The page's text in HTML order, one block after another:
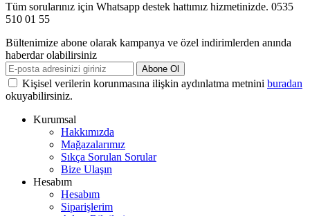
Tüm sorularınız için Whatsapp destek hattımız hizmetinizde. 0535
510 01 55
Bültenimize abone olarak kampanya ve özel indirimlerden anında
haberdar olabilirsiniz
Abone Ol
Kişisel verilerin korunmasına ilişkin aydınlatma metnini buradan
okuyabilirsiniz.
Kurumsal
Hakkımızda
Mağazalarımız
Sıkça Sorulan Sorular
Bize Ulaşın
Hesabım
Hesabım
Siparişlerim